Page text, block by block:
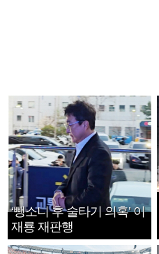
‘뺑소니 후 술타기 의혹’ 이
재룡 재판행